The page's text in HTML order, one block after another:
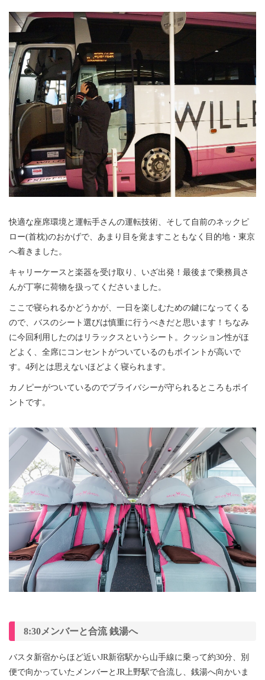
快適な座席環境と運転手さんの運転技術、そして自前のネックピ
ロー(首枕)のおかげで、あまり目を覚ますこともなく目的地・東京
へ着きました。
キャリーケースと楽器を受け取り、いざ出発！最後まで乗務員さ
んが丁寧に荷物を扱ってくださいました。
ここで寝られるかどうかが、一日を楽しむための鍵になってくる
ので、バスのシート選びは慎重に行うべきだと思います！ちなみ
に今回利用したのはリラックスというシート。クッション性がほ
どよく、全席にコンセントがついているのもポイントが高いで
す。4列とは思えないほどよく寝られます。
カノピーがついているのでプライバシーが守られるところもポイ
ントです。
8:30メンバーと合流 銭湯へ
バスタ新宿からほど近いJR新宿駅から山手線に乗って約30分、別
便で向かっていたメンバーとJR上野駅で合流し、銭湯へ向かいま